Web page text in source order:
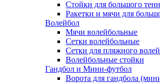
Стойки для большого
Ракетки и мячи для
Волейбол
Мячи волейбольные
Сетки волейбольные
Сетки для пляжного
Волейбольные стойки
Гандбол и Мини-футбол
Ворота для гандбола